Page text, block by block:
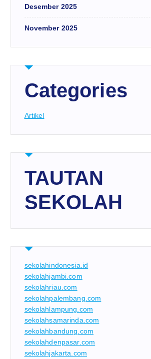
Desember 2025
November 2025
Categories
Artikel
TAUTAN
SEKOLAH
sekolahindonesia.id
sekolahjambi.com
sekolahriau.com
sekolahpalembang.com
sekolahlampung.com
sekolahsamarinda.com
sekolahbandung.com
sekolahdenpasar.com
sekolahjakarta.com